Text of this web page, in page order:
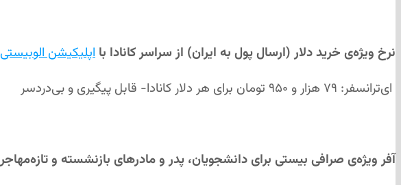
نرخ ويژه‌ی خرید دلار (ارسال پول به ايران) از سراسر كانادا با اپليكيشن الوبيستی
ای‌ترانسفر: ۷۹ هزار و ۹۵۰ تومان برای هر دلار کانادا- قابل پیگیری‌ و بی‌دردسر
آفر ویژه‌ی صرافی بیستی برای دانشجویان، پدر و مادرهای بازنشسته و